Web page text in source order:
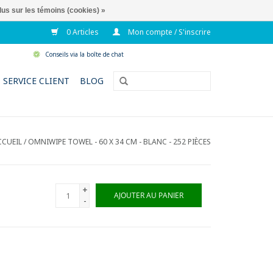
0 Articles Mon compte / S'inscrire
Conseils via la boîte de chat
SERVICE CLIENT BLOG
/OMNIWIPE TOWEL - 60 X 34 CM - BLANC - 252 PIÈCES
+
-
AJOUTER AU PANIER
sur les témoins (cookies) »